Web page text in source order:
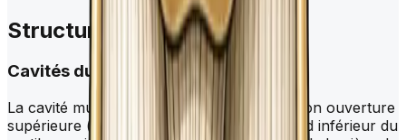
Structure du larynx
Cavités du
La cavité muqueuse du larynx
s'étend de son ouverture
supérieure (entrée du
larynx) jusqu'au bord inférieur du